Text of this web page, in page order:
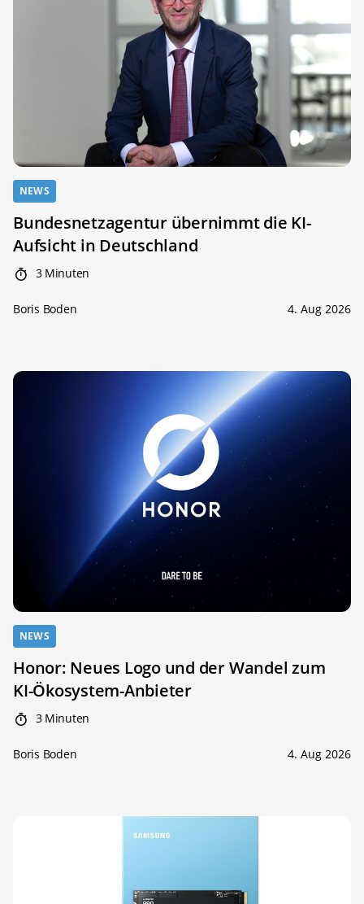
NEWS
Bundesnetzagentur übernimmt die KI-
Aufsicht in Deutschland
3 Minuten
Boris Boden 4. Aug 2026
NEWS
Honor: Neues Logo und der Wandel zum
KI-Ökosystem-Anbieter
3 Minuten
Boris Boden 4. Aug 2026